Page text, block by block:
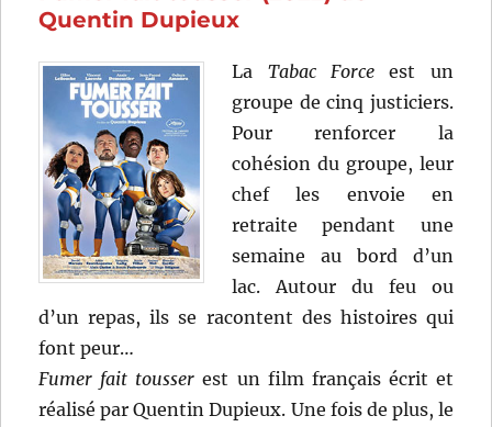
Quentin Dupieux
La Tabac Force est un
groupe de cinq justiciers.
Pour renforcer la
cohésion du groupe, leur
chef les envoie en
retraite pendant une
semaine au bord d’un
lac. Autour du feu ou
d’un repas, ils se racontent des histoires qui
font peur…
Fumer fait tousser est un film français écrit et
réalisé par Quentin Dupieux. Une fois de plus, le